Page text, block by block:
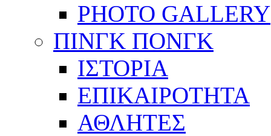
PHOTO GALLERY
ΠΙΝΓΚ ΠΟΝΓΚ
ΙΣΤΟΡΙΑ
ΕΠΙΚΑΙΡΟΤΗΤΑ
ΑΘΛΗΤΕΣ